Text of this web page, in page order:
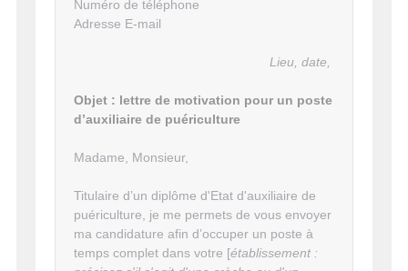
Numéro de téléphone
Adresse E-mail
Lieu, date,
Objet : lettre de motivation pour un poste
d’auxiliaire de puériculture
Madame, Monsieur,
Titulaire d’un diplôme d'Etat d'auxiliaire de
puériculture, je me permets de vous envoyer
ma candidature afin d’occuper un poste à
temps complet dans votre [établissement :